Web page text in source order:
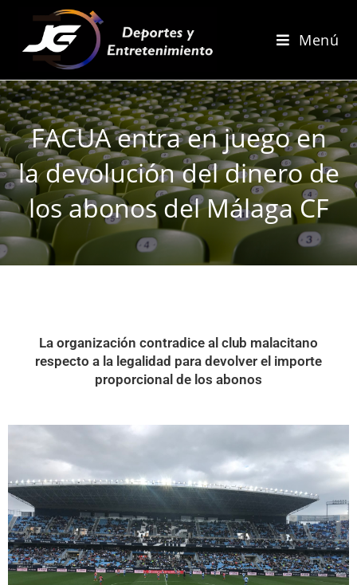
Menú
FACUA entra en juego en
la devolución del dinero de
los abonos del Málaga CF
La organización contradice al club malacitano
respecto a la legalidad para devolver el importe
proporcional de los abonos